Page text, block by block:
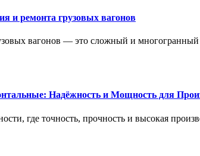
и ремонта грузовых вагонов
вагонов — это сложный и многогранный
Надёжность и Мощность для
где точность, прочность и высокая